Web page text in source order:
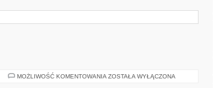
MOŻLIWOŚĆ KOMENTOWANIA SKANDYNAWIA
ZOSTAŁA WYŁĄCZONA